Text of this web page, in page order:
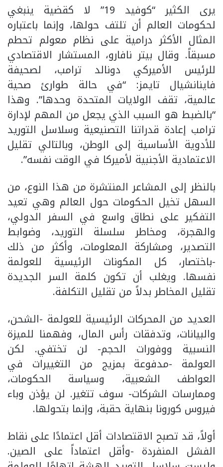
يرى الكثير “كوفيد 19” لا كقضية ينبغي
لحكومات العالم أن تلتف حولها، وإنما باعتباره
المثال الأكثر درامية على نظام معولم تحطم
مسبقاً. وقال بيتر نافارو، المستشار الاقتصادي
للرئيس الأميركي دونالد ترامب، لصحيفة
فاينانشيال تايمز: “في حالة طوارئ صحية
عالمية، تقف الولايات المتحدة وحدها”. وهذا
“بالضبط هو السبب الذي يجعل من المهم لإدارة
ترامب إعادة قدراتنا التصنيعية وسلاسل التوريد
للأدوية الأساسية إلى الوطن، وبالتالي تقليل
الاعتمادية الأجنبية لأميركا في الوقت نفسه”.
بالنظر إلى المشاعر المنتشرة من هذا النوع، من
السهل تخيل الحكومات حول العالم وهي تعيد
التفكير على نطاق واسع في السفر الدولي،
والهجرة، ومخاطر سلسلة التوريد، وضوابط
التصدير، ومشاركة المعلومات، وأكثر من ذلك
-باختصار، كل المكونات الرئيسية للعولمة
نفسها. ويغلب أن تكون كلمة السر الجديدة
تقليل المخاطر بدلاً من تقليل التكلفة.
العديد من المحركات الرئيسية للعولمة -الشحن،
والبيانات، وتدفقات رأس المال، وفهمنا للميزة
النسبية ووفورات الحجم- لن تختفي. لكن
العولمة -مدفوعة بمزيج من التغييرات في
العواطف الشعبية، وسياسة الحكومات،
وممارسات الشركات- سوف تتغير. لن يؤذن وباء
فيروس كورونا بنهاية حقبة، وإنما بتحولها.
أولاً، قد تصبح الاقتصادات أقل اعتمادًا على نقاط
الفشل المنفردة -وأقل اعتماداً على الصين.